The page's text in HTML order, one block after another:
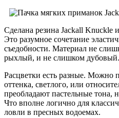
Сделана резина Jackall Knuckle
Это разумное сочетание
съедобности. Материал не
рыхлый, и не слишком дубовый.
Расцветки есть разные. Можно
оттенка, светлого, или
преобладают пастельные тона,
Что вполне логично для
ловли в пресных водоемах.